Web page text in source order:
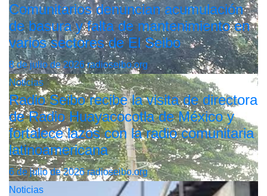
Comunitarios denuncian acumulación
de basura y falta de mantenimiento en
varios sectores de El Seibo
8 de julio de 2026radioseibo.org
Noticias
Radio Seibo recibe la visita de directora
de Radio Huayacocotla de México y
fortalece lazos con la radio comunitaria
latinoamericana
6 de julio de 2026radioseibo.org
Noticias